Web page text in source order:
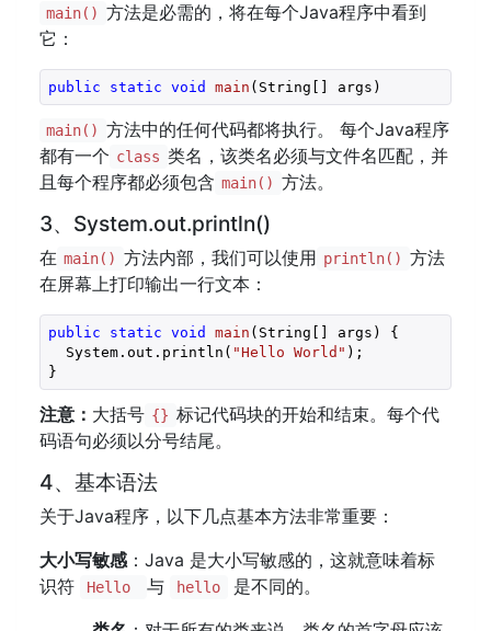
main() 方法是必需的，将在每个Java程序中看到
它：
public static void main (String[] args)
main() 方法中的任何代码都将执行。 每个Java程序
都有一个 class 类名，该类名必须与文件名匹配，并
且每个程序都必须包含 main() 方法。
3、System.out.println()
在 main() 方法内部，我们可以使用 println() 方法
在屏幕上打印输出一行文本：
public static void main (String[] args)
{
System.out.println( "Hello World" );
注意： 大括号 {} 标记代码块的开始和结束。每个代
码语句必须以分号结尾。
4、基本语法
关于Java程序，以下几点基本方法非常重要：
大小写敏感：Java 是大小写敏感的，这就意味着标
识符
Hello 与 hello
是不同的。